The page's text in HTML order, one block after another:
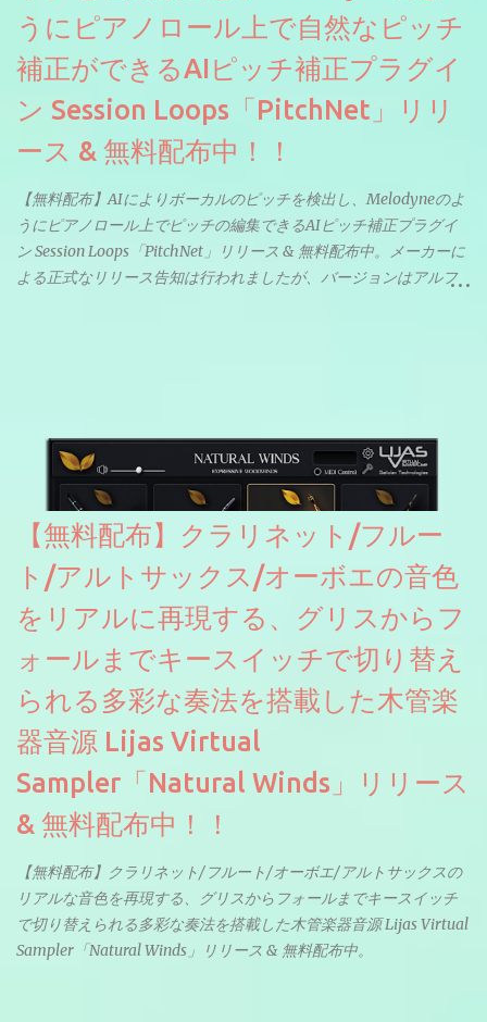
うにピアノロール上で自然なピッチ
補正ができるAIピッチ補正プラグイ
ン Session Loops「PitchNet」リリ
ース & 無料配布中！！
【無料配布】AIによりボーカルのピッチを検出し、Melodyneのよ
うにピアノロール上でピッチの編集できるAIピッチ補正プラグイ
ン Session Loops「PitchNet」リリース & 無料配布中。メーカーに
よる正式なリリース告知は行われましたが、バージョンはアルフ
ソースを元に設計・改良した製品のようです。
【無料配布】クラリネット/フルー
ト/アルトサックス/オーボエの音色
をリアルに再現する、グリスからフ
ォールまでキースイッチで切り替え
られる多彩な奏法を搭載した木管楽
器音源 Lijas Virtual
Sampler「Natural Winds」リリース
& 無料配布中！！
【無料配布】クラリネット/フルート/オーボエ/アルトサックスの
リアルな音色を再現する、グリスからフォールまでキースイッチ
で切り替えられる多彩な奏法を搭載した木管楽器音源 Lijas Virtual
Sampler「Natural Winds」リリース & 無料配布中。